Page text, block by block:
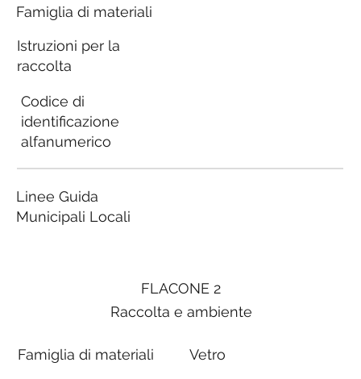
FLACONE 2
Raccolta e ambiente
Famiglia di materiali Vetro
Famiglia di materiali
Istruzioni per la
raccolta
Codice di
identificazione
alfanumerico
Linee Guida
Municipali Locali